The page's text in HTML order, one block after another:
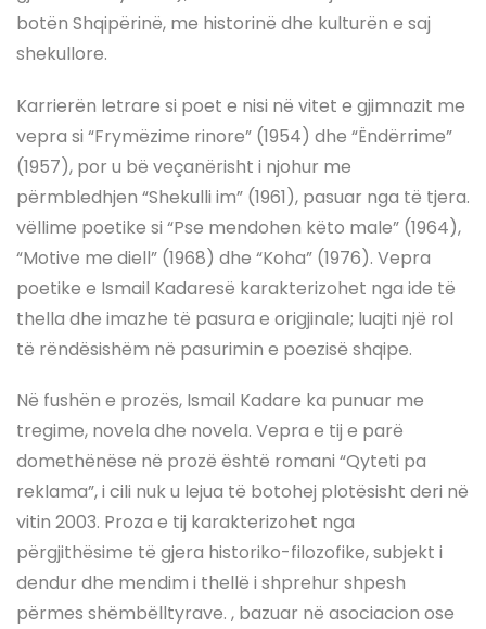
botën Shqipërinë, me historinë dhe kulturën e saj
shekullore.
Karrierën letrare si poet e nisi në vitet e gjimnazit me
vepra si “Frymëzime rinore” (1954) dhe “Ëndërrime”
(1957), por u bë veçanërisht i njohur me
përmbledhjen “Shekulli im” (1961), pasuar nga të tjera.
vëllime poetike si “Pse mendohen këto male” (1964),
“Motive me diell” (1968) dhe “Koha” (1976). Vepra
poetike e Ismail Kadaresë karakterizohet nga ide të
thella dhe imazhe të pasura e origjinale; luajti një rol
të rëndësishëm në pasurimin e poezisë shqipe.
Në fushën e prozës, Ismail Kadare ka punuar me
tregime, novela dhe novela. Vepra e tij e parë
domethënëse në prozë është romani “Qyteti pa
reklama”, i cili nuk u lejua të botohej plotësisht deri në
vitin 2003. Proza e tij karakterizohet nga
përgjithësime të gjera historiko-filozofike, subjekt i
dendur dhe mendim i thellë i shprehur shpesh
përmes shëmbëlltyrave. , bazuar në asociacion ose